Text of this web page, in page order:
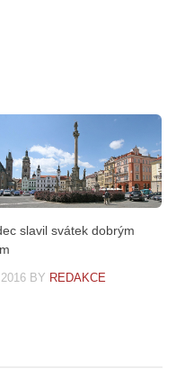
slavil svátek dobrým
BY REDAKCE